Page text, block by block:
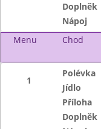
Doplněk
Nápoj
Menu
Chod
1
Polévka
Jídlo
Příloha
Doplněk